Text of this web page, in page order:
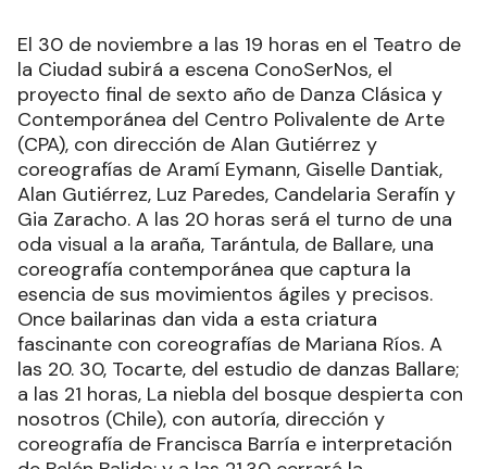
El 30 de noviembre a las 19 horas en el Teatro de
la Ciudad subirá a escena ConoSerNos, el
proyecto final de sexto año de Danza Clásica y
Contemporánea del Centro Polivalente de Arte
(CPA), con dirección de Alan Gutiérrez y
coreografías de Aramí Eymann, Giselle Dantiak,
Alan Gutiérrez, Luz Paredes, Candelaria Serafín y
Gia Zaracho. A las 20 horas será el turno de una
oda visual a la araña, Tarántula, de Ballare, una
coreografía contemporánea que captura la
esencia de sus movimientos ágiles y precisos.
Once bailarinas dan vida a esta criatura
fascinante con coreografías de Mariana Ríos. A
las 20. 30, Tocarte, del estudio de danzas Ballare;
a las 21 horas, La niebla del bosque despierta con
nosotros (Chile), con autoría, dirección y
coreografía de Francisca Barría e interpretación